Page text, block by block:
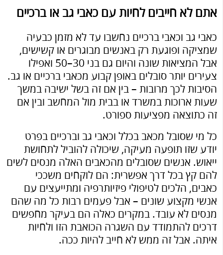
אתם לא חייבים לחיות עם כאבי גב או ברכיים
כאבי גב וכאבי ברכיים נחשבו עד לא מזמן כבעיה
שמציקה ופוגעת רק באנשים מבוגרים או קשישים,
אבל המציאות שונה והיום גם בני 30–50 ואפילו
צעירים יותר סובלים באופן קבוע מכאבי ברכיים או גב.
הסיבות לכך מרובות – בין אם זה בשל ישיבה במשך
שעות ארוכות במשרד או בבית מול המחשב ובין אם
זה כתוצאה מפציעות ספורט.
כל מי שסובל מכאב בכלל וכאבי גב וברכיים בפרט
יודע שזו תופעה מעיקה, שיכולה להוביל לתחושת
ייאוש. אנשים שסובלים מהכאבים האלה מנסים לשים
להם קץ בכל דרך אפשרית: הם לוקחים משככי
כאבים, הלכים לטיפולי פיזיותרפיה ומתייעצים עם
אנשי מקצוע שונים – אבל פעמים רבות כל מה שהם
מנסים לא עובד. במקרים כאלה הם בעיקר מחפשים
דרכים להתמודד עם השגרה הכואבת הזו ולחיות
איתה. אבל זה ממש לא חייב להיות ככה.